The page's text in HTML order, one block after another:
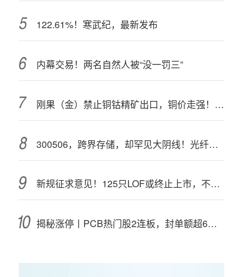
122.61%！寒武纪，最新发布
内幕交易！两名自然人被“没一罚三”
刚果（金）禁止铜钴精矿出口，铜价走强！多家公司最新回应
300506，跨界存储，却罕见大阴线！光纤需求激增，稀土细分原料，火了
新规征求意见！125只LOF或终止上市，不影响基金正常投资运作
揭秘涨停丨PCB热门股2连板，封单额超6亿元